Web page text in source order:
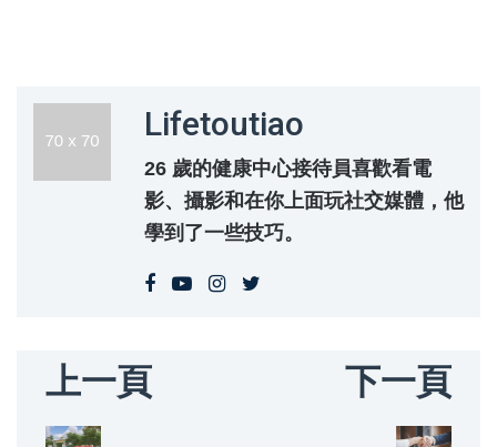
Lifetoutiao
26 歲的健康中心接待員喜歡看電
影、攝影和在你上面玩社交媒體，他
學到了一些技巧。
上一頁 下一頁